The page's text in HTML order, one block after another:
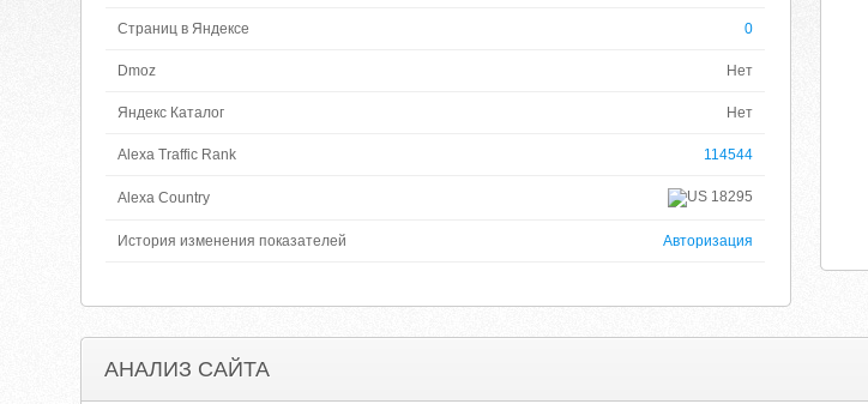
Страниц в Яндексе 0
Dmoz Нет
Яндекс Каталог Нет
Alexa Traffic Rank 114544
Alexa Country 18295
История изменения показателей Авторизация
АНАЛИЗ САЙТА